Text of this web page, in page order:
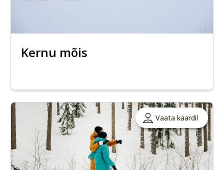
Kernu mõis
Vaata kaardil